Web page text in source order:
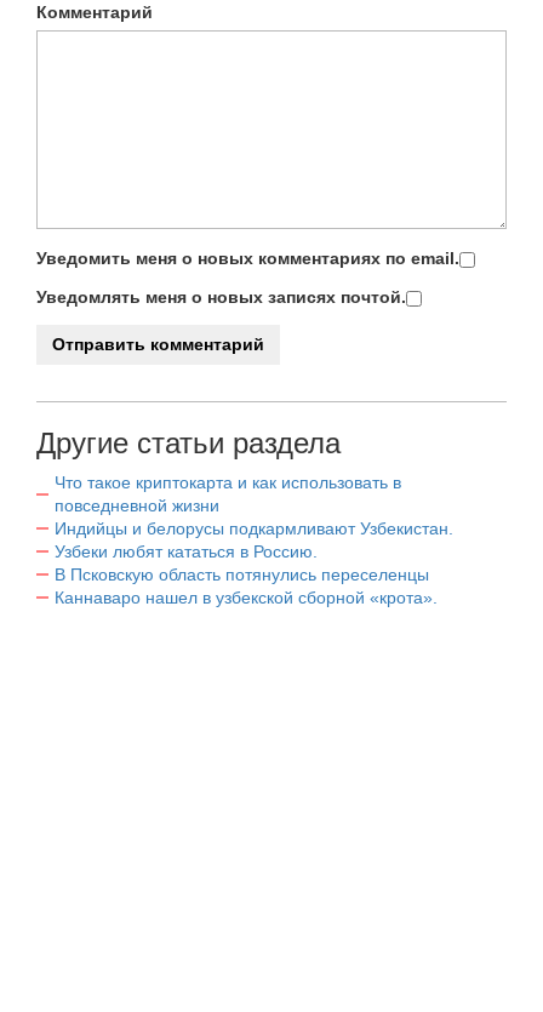
Комментарий
Уведомить меня о новых комментариях по email.
Уведомлять меня о новых записях почтой.
Другие статьи раздела
Что такое криптокарта и как использовать в
повседневной жизни
Индийцы и белорусы подкармливают Узбекистан.
Узбеки любят кататься в Россию.
В Псковскую область потянулись переселенцы
Каннаваро нашел в узбекской сборной «крота».